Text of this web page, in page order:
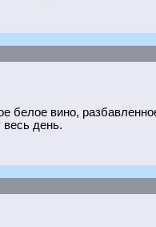
белое вино,
весь день.